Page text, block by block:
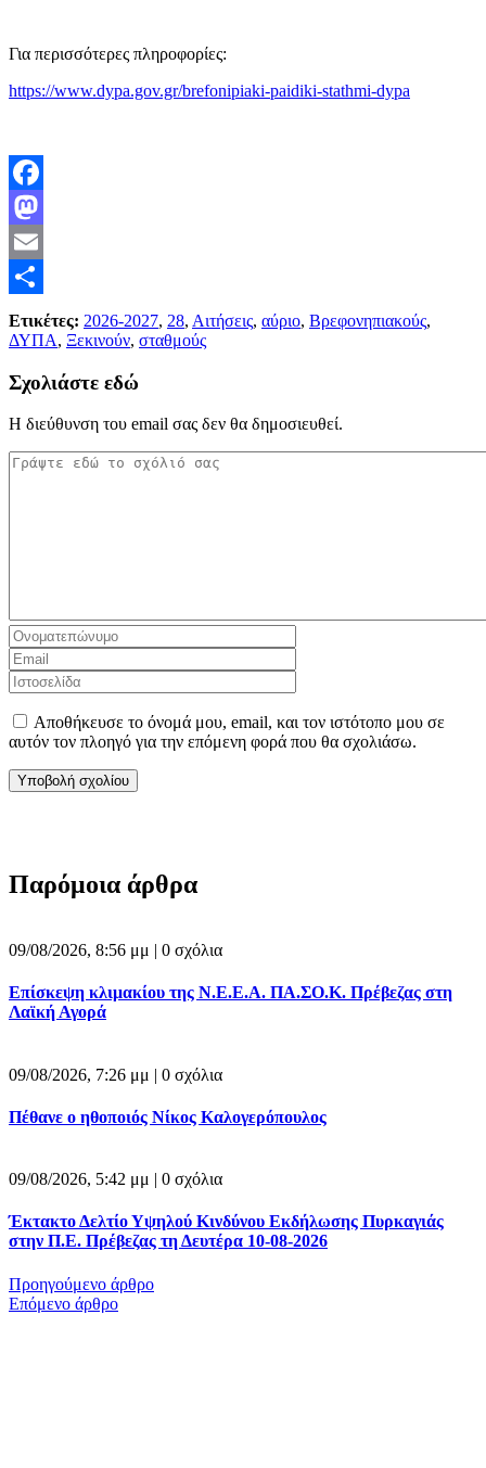
Για περισσότερες πληροφορίες:
https://www.dypa.gov.gr/brefonipiaki-paidiki-stathmi-dypa
Facebook
Mastodon
Email
Μοιραστείτε
Ετικέτες: 2026-2027, 28, Αιτήσεις, αύριο, Βρεφονηπιακούς,
ΔΥΠΑ, Ξεκινούν, σταθμούς
Σχολιάστε εδώ
Η διεύθυνση του email σας δεν θα δημοσιευθεί.
Αποθήκευσε το όνομά μου, email, και τον ιστότοπο μου σε
αυτόν τον πλοηγό για την επόμενη φορά που θα σχολιάσω.
Παρόμοια άρθρα
09/08/2026, 8:56 μμ | 0 σχόλια
Επίσκεψη κλιμακίου της Ν.Ε.Ε.Α. ΠΑ.ΣΟ.Κ. Πρέβεζας στη
Λαϊκή Αγορά
09/08/2026, 7:26 μμ | 0 σχόλια
Πέθανε ο ηθοποιός Νίκος Καλογερόπουλος
09/08/2026, 5:42 μμ | 0 σχόλια
Έκτακτο Δελτίο Υψηλού Κινδύνου Εκδήλωσης Πυρκαγιάς
στην Π.Ε. Πρέβεζας τη Δευτέρα 10-08-2026
Προηγούμενο άρθρο
Επόμενο άρθρο